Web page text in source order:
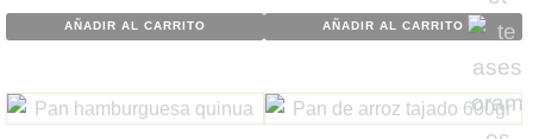
AÑADIR AL CARRITO AÑADIR AL CARRITO